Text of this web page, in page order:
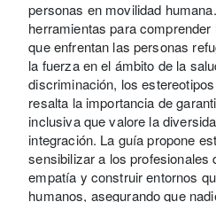
personas en movilidad
herramientas para
que enfrentan las personas
la fuerza en el ámbito de la
discriminación, los
resalta la importancia de
inclusiva que valore la
integración. La guía propone
sensibilizar a los profesionales
empatía y construir entornos
humanos, asegurando que